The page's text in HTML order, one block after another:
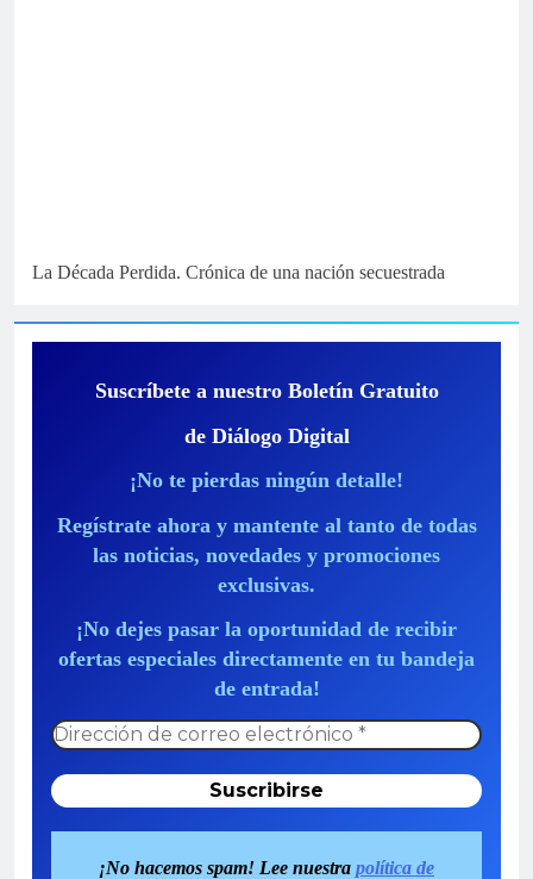
La Década Perdida. Crónica de una nación secuestrada
Suscríbete a nuestro Boletín Gratuito
de Diálogo Digital
¡No te pierdas ningún detalle!
Regístrate ahora y mantente al tanto de todas
las noticias, novedades y promociones
exclusivas.
¡No dejes pasar la oportunidad de recibir
ofertas especiales directamente en tu bandeja
de entrada!
¡No hacemos spam! Lee nuestra política de